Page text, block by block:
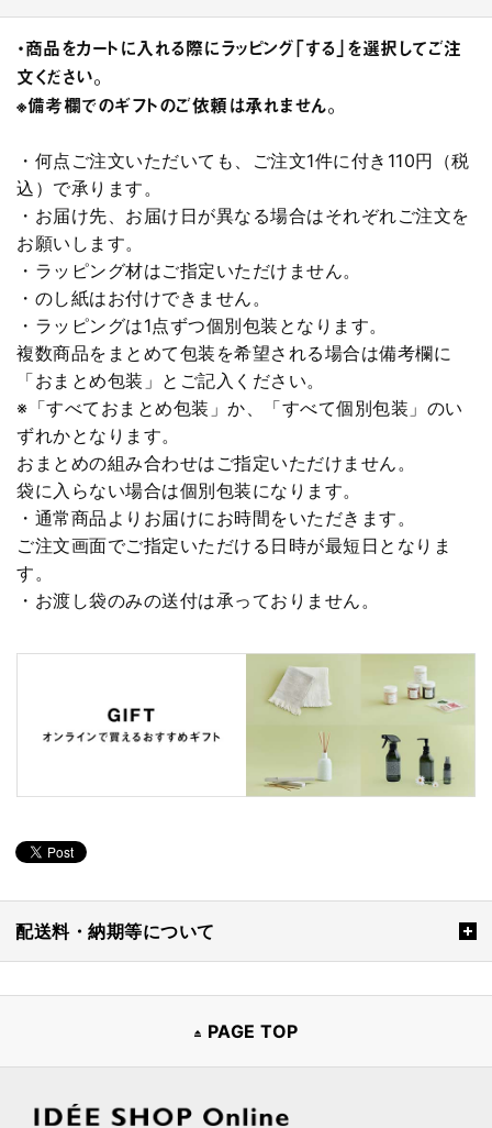
・商品をカートに入れる際にラッピング「する」を選択してご注
文ください。
※備考欄でのギフトのご依頼は承れません。
・何点ご注文いただいても、ご注文1件に付き110円（税
込）で承ります。
・お届け先、お届け日が異なる場合はそれぞれご注文を
お願いします。
・ラッピング材はご指定いただけません。
・のし紙はお付けできません。
・ラッピングは1点ずつ個別包装となります。
複数商品をまとめて包装を希望される場合は備考欄に
「おまとめ包装」とご記入ください。
※「すべておまとめ包装」か、「すべて個別包装」のい
ずれかとなります。
おまとめの組み合わせはご指定いただけません。
袋に入らない場合は個別包装になります。
・通常商品よりお届けにお時間をいただきます。
ご注文画面でご指定いただける日時が最短日となりま
す。
・お渡し袋のみの送付は承っておりません。
配送料・納期等について
PAGE TOP